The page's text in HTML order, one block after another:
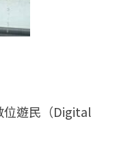
位遊民（Digital